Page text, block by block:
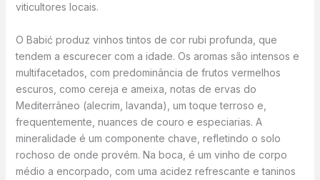
viticultores locais.
O Babić produz vinhos tintos de cor rubi profunda, que
tendem a escurecer com a idade. Os aromas são intensos e
multifacetados, com predominância de frutos vermelhos
escuros, como cereja e ameixa, notas de ervas do
Mediterrâneo (alecrim, lavanda), um toque terroso e,
frequentemente, nuances de couro e especiarias. A
mineralidade é um componente chave, refletindo o solo
rochoso de onde provém. Na boca, é um vinho de corpo
médio a encorpado, com uma acidez refrescante e taninos